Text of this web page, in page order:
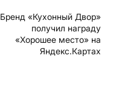
Бренд «Кухонный Двор»
получил награду
«Хорошее место» на
Яндекс.Картах